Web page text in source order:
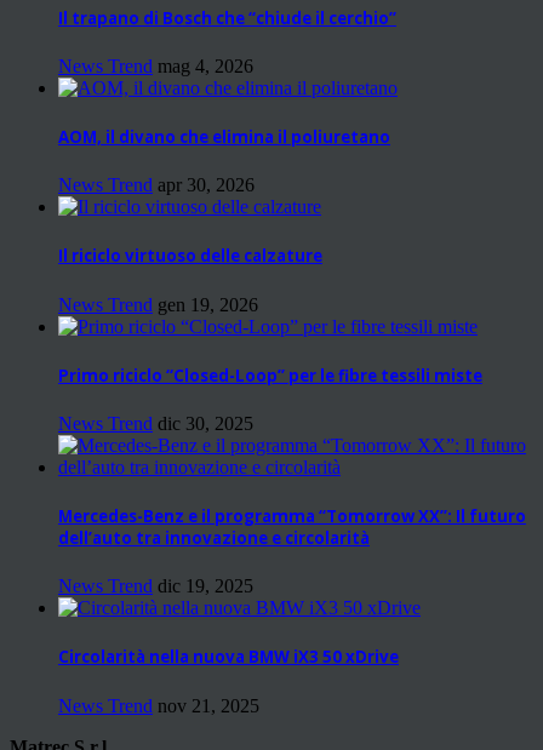
Il trapano di Bosch che “chiude il cerchio”
News Trend mag 4, 2026
AOM, il divano che elimina il poliuretano
News Trend apr 30, 2026
Il riciclo virtuoso delle calzature
News Trend gen 19, 2026
Primo riciclo “Closed-Loop” per le fibre tessili miste
News Trend dic 30, 2025
Mercedes-Benz e il programma “Tomorrow XX”: Il futuro
dell’auto tra innovazione e circolarità
News Trend dic 19, 2025
Circolarità nella nuova BMW iX3 50 xDrive
News Trend nov 21, 2025